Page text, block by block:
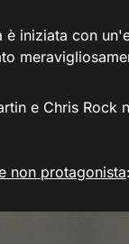
è iniziata con
e Chris Rock
non protagonista: